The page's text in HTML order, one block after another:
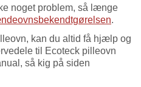
noget problem, så længe
.
kan du altid få hjælp og
til Ecoteck pilleovn
så kig på siden